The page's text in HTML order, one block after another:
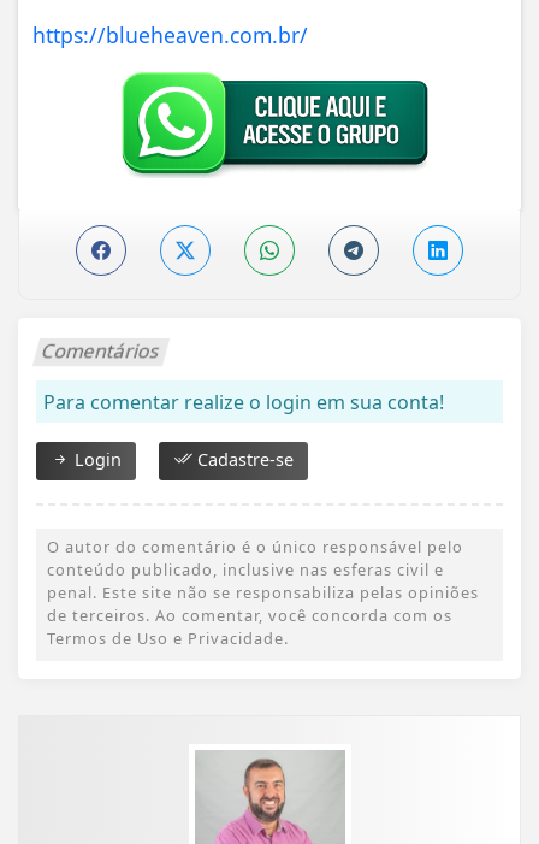
https://blueheaven.com.br/
Comentários
Para comentar realize o login em sua conta!
Login Cadastre-se
O autor do comentário é o único responsável pelo
conteúdo publicado, inclusive nas esferas civil e
penal. Este site não se responsabiliza pelas opiniões
de terceiros. Ao comentar, você concorda com os
Termos de Uso e Privacidade.